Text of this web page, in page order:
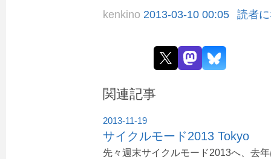
kenkino 2013-03-10 00:05 読者
関連記事
2013-11-19
サイクルモード2013 Tokyo
先々週末サイクルモード2013へ、去